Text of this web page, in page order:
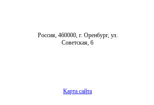
Россия, 460000, г. Оренбург, ул.
Советская, 6
Карта сайта